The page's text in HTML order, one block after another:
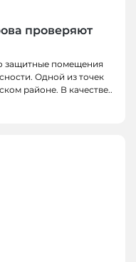
проверяют
защитные помещения
Одной из точек
районе. В качестве..